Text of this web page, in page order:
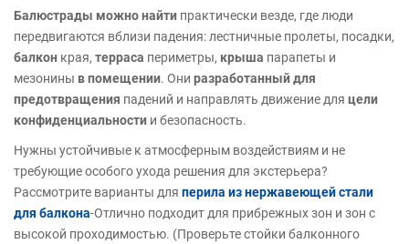
Балюстрады можно найти практически везде, где люди
передвигаются вблизи падения: лестничные пролеты, посадки,
балкон края, терраса периметры, крыша парапеты и
мезонины в помещении. Они разработанный для
предотвращения падений и направлять движение для цели
конфиденциальности и безопасность.
Нужны устойчивые к атмосферным воздействиям и не
требующие особого ухода решения для экстерьера?
Рассмотрите варианты для перила из нержавеющей стали
для балкона-Отлично подходит для прибрежных зон и зон с
высокой проходимостью. (Проверьте стойки балконного